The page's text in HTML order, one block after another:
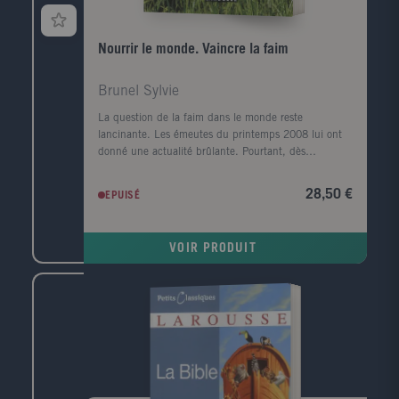
Nourrir le monde. Vaincre la faim
Brunel Sylvie
La question de la faim dans le monde reste
lancinante. Les émeutes du printemps 2008 lui ont
donné une actualité brûlante. Pourtant, dès
de nouveau passer au second plan le scandale de la
production alimentaire. Que les récoltes soient
reprennent le dessus: faire rouler les voitures (
agrocarburants ), produire en masse pour l'industrie
agroalimentaire ( OGM ), se débarrasser des
excédents qui font chuter les prix en les bradant sur
les marchés mondiaux... La faim silencieuse, celle
des pauvres, est de nouveau oubliée. Dans les
situations de guerre, ce sont les mouvements
EPUISÉ 28,50 €
VOIR PRODUIT